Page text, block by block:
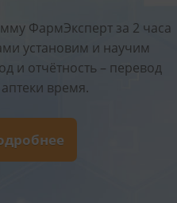
ФармЭксперт за 2 часа
установим и научим
и отчётность – перевод
время.